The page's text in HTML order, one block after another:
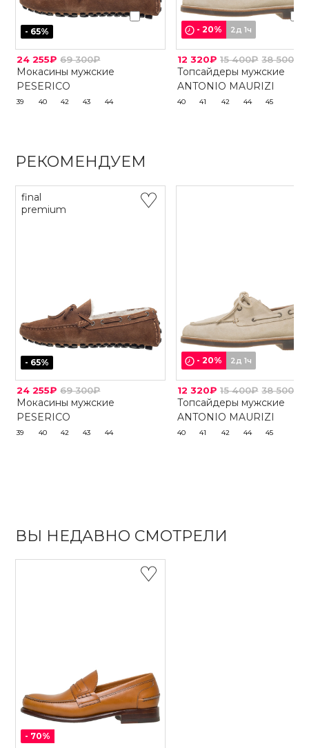
- 65%
24 255₽ 69 300₽
Мокасины мужские
PESERICO
39 40 42 43 44
-20% 2д 1ч
12 320₽ 15 400₽ 38 500₽
Топсайдеры мужские
ANTONIO MAURIZI
40 41 42 44 45
РЕКОМЕНДУЕМ
final
premium
- 65%
24 255₽ 69 300₽
Мокасины мужские
PESERICO
39 40 42 43 44
-20% 2д 1ч
12 320₽ 15 400₽ 38 500₽
Топсайдеры мужские
ANTONIO MAURIZI
40 41 42 44 45
ВЫ НЕДАВНО СМОТРЕЛИ
- 70%